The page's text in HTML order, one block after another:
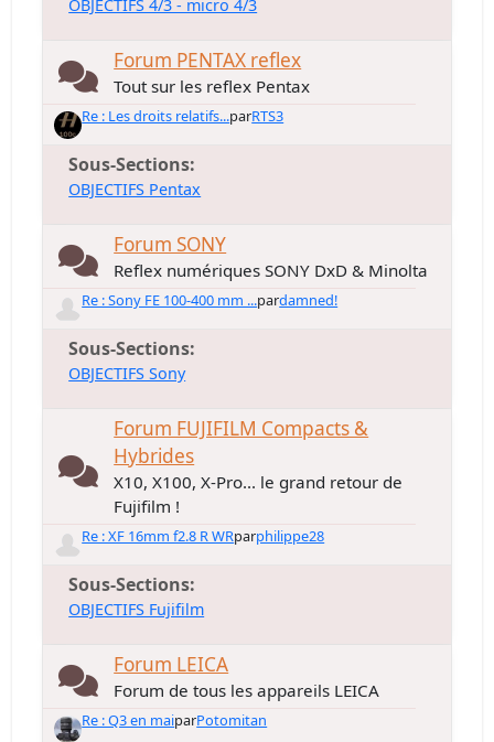
OBJECTIFS 4/3 - micro 4/3
Forum PENTAX reflex
Tout sur les reflex Pentax
Re : Les droits relatifs...parRTS3
Sous-Sections
OBJECTIFS Pentax
Forum SONY
Reflex numériques SONY DxD & Minolta
Re : Sony FE 100-400 mm ...pardamned!
Sous-Sections
OBJECTIFS Sony
Forum FUJIFILM Compacts &
Hybrides
X10, X100, X-Pro... le grand retour de
Fujifilm !
Re : XF 16mm f2.8 R WRparphilippe28
Sous-Sections
OBJECTIFS Fujifilm
Forum LEICA
Forum de tous les appareils LEICA
Re : Q3 en maiparPotomitan